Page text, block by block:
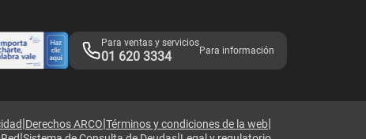
Para ventas y servicios
01 620 3334 Para información
|Derechos ARCO|Términos y condiciones de la web|